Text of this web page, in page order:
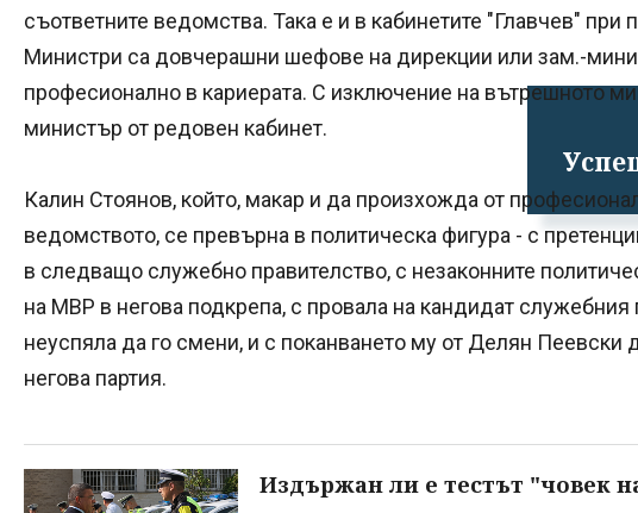
съответните ведомства. Така е и в кабинетите "Главчев" при
Министри са довчерашни шефове на дирекции или зам.-
професионално в кариерата. С изключение на вътрешното
министър от редовен кабинет.
Калин Стоянов, който, макар и да произхожда от
ведомството, се превърна в политическа фигура - с
в следващо служебно правителство, с незаконните
на МВР в негова подкрепа, с провала на кандидат
неуспяла да го смени, и с поканването му от Делян Пеевски
негова партия.
Издържан ли е тестът "човек